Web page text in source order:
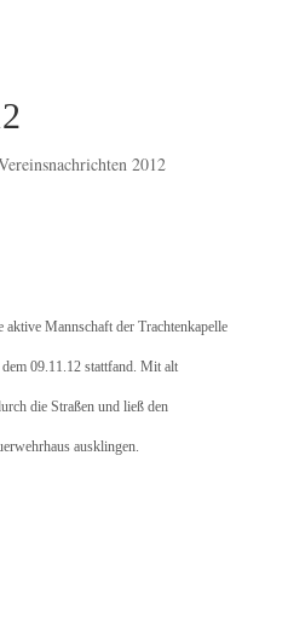
2012
aktive Mannschaft der Trachtenkapelle
09.11.12 stattfand. Mit alt
die Straßen und ließ den
ausklingen.